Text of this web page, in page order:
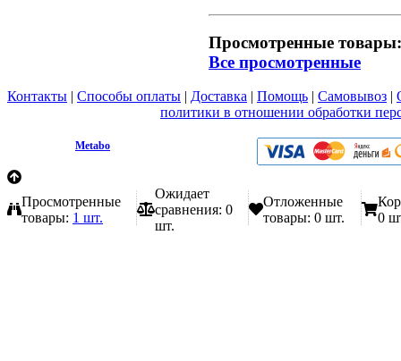
Просмотренные товары:
Все просмотренные
Контакты | Способы оплаты | Доставка | Помощь | Самовывоз |
политики в отношении обработки
Metabo
Просмотренные
товары: 1 шт.
Ожидает
сравнения: 0
шт.
Отложенные
товары: 0 шт.
0